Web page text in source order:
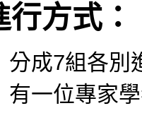
行方式：
分成7組各別
有一位專家